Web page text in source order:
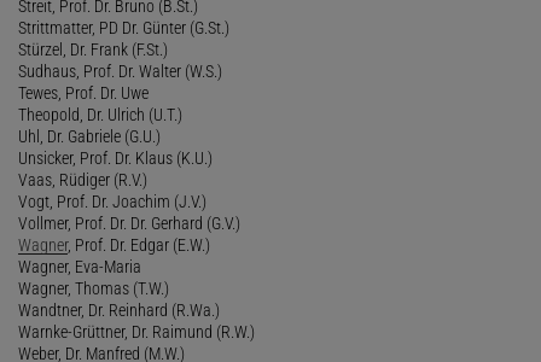
Streit, Prof. Dr. Bruno (B.St.)
Strittmatter, PD Dr. Günter (G.St.)
Stürzel, Dr. Frank (F.St.)
Sudhaus, Prof. Dr. Walter (W.S.)
Tewes, Prof. Dr. Uwe
Theopold, Dr. Ulrich (U.T.)
Uhl, Dr. Gabriele (G.U.)
Unsicker, Prof. Dr. Klaus (K.U.)
Vaas, Rüdiger (R.V.)
Vogt, Prof. Dr. Joachim (J.V.)
Vollmer, Prof. Dr. Dr. Gerhard (G.V.)
Wagner, Prof. Dr. Edgar (E.W.)
Wagner, Eva-Maria
Wagner, Thomas (T.W.)
Wandtner, Dr. Reinhard (R.Wa.)
Warnke-Grüttner, Dr. Raimund (R.W.)
Weber, Dr. Manfred (M.W.)